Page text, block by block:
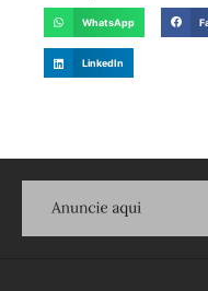
WhatsApp
LinkedIn